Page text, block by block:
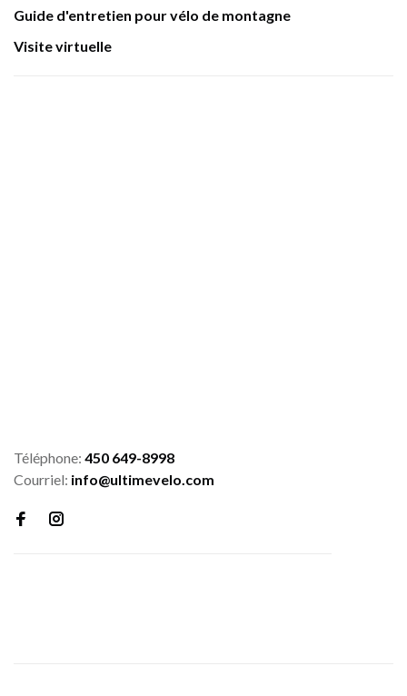
Guide d'entretien pour vélo de montagne
Visite virtuelle
Téléphone: 450 649-8998
Courriel: info@ultimevelo.com